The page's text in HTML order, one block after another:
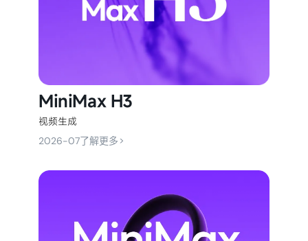
MiniMax H3
视频生成
2026-07了解更多 >